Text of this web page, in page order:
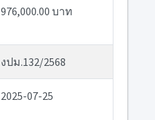
976,000.00 บาท
งปม.132/2568
2025-07-25